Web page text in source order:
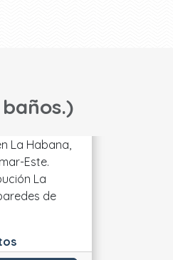
La Habana,
Este.
de